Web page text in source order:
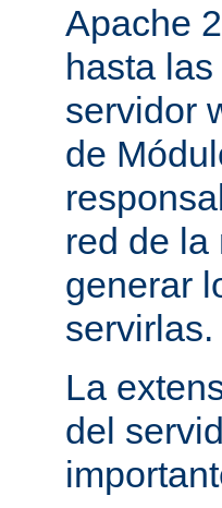
Apache
hasta
servidor
de
red de la
generar
servirlas.
La
del